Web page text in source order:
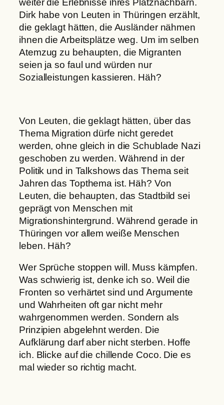
Dirk habe von Leuten in Thüringen erzählt,
die geklagt hätten, die Ausländer nähmen
ihnen die Arbeitsplätze weg. Um im selben
Atemzug zu behaupten, die Migranten
seien ja so faul und würden nur
Sozialleistungen kassieren. Häh?
Von Leuten, die geklagt hätten, über das
Thema Migration dürfe nicht geredet
werden, ohne gleich in die Schublade Nazi
geschoben zu werden. Während in der
Politik und in Talkshows das Thema seit
Jahren das Topthema ist. Häh? Von
Leuten, die behaupten, das Stadtbild sei
geprägt von Menschen mit
Migrationshintergrund. Während gerade in
Thüringen vor allem weiße Menschen
leben. Häh?
Wer Sprüche stoppen will. Muss kämpfen.
Was schwierig ist, denke ich so. Weil die
Fronten so verhärtet sind und Argumente
und Wahrheiten oft gar nicht mehr
wahrgenommen werden. Sondern als
Prinzipien abgelehnt werden. Die
Aufklärung darf aber nicht sterben. Hoffe
ich. Blicke auf die chillende Coco. Die es
mal wieder so richtig macht.